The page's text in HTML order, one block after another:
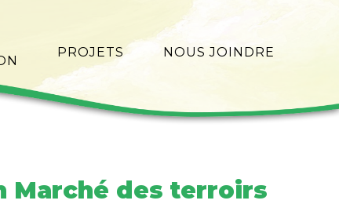
PROJETS NOUS JOINDRE
Marché des terroirs